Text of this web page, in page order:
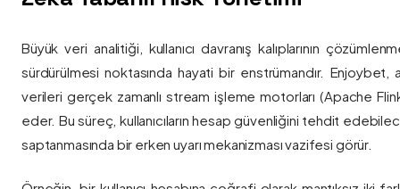
Büyük veri analitiği, kullanıcı davranış kalıplarının
sürdürülmesi noktasında hayati bir enstrümandır. Enjoybet,
verileri gerçek zamanlı stream işleme motorları (Apache Flink
eder. Bu süreç, kullanıcıların hesap güvenliğini tehdit
saptanmasında bir erken uyarı mekanizması vazifesi görür.